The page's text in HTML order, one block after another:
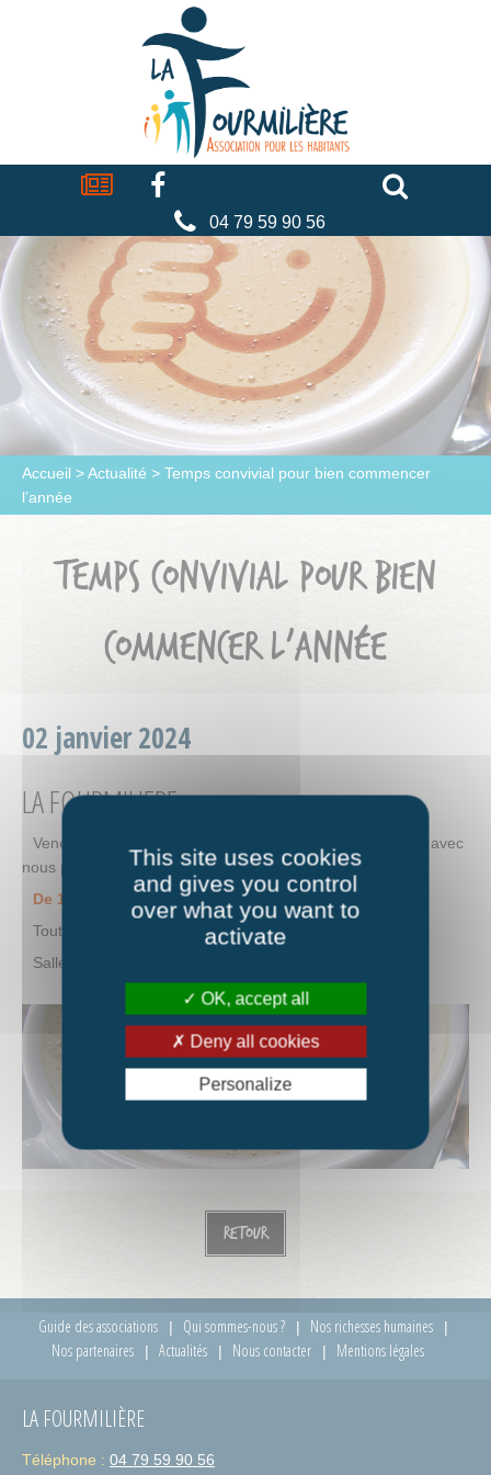
La
fourmilière
Actualités Facebook
04 79 59 90 56
Accueil >Actualité > Temps convivial pour bien commencer
l’année
TEMPS CONVIVIAL POUR BIEN
COMMENCER L’ANNÉE
02 janvier 2024
LA FOURMILIERE
Venez partager une boisson chaude et des viennoiseries avec
nous pour bien démarrer l’année 2024.
De 10h à 11h30.
Tout public – Sans inscription.
Salle multi-activités.
Retour
Guide des associations Qui sommes-nous ?
Nos richesses humaines
Nos partenaires
Actualités Nous contacter Mentions légales
LA FOURMILIÈRE
Téléphone : 04 79 59 90 56
Cookies management panel
This site uses cookies
and gives you control
over what you want to
activate
OK, accept all
Deny all cookies
Personalize